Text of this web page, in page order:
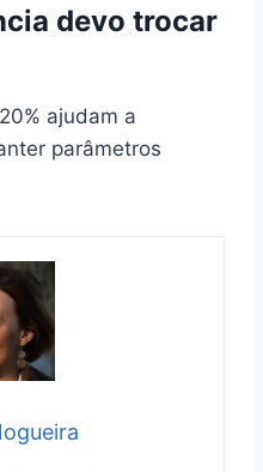
devo trocar
ajudam a
parâmetros